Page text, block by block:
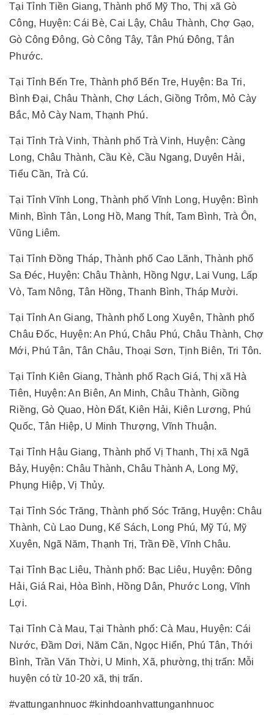
Tại Tỉnh Tiền Giang, Thành phố Mỹ Tho, Thị xã Gò
Công, Huyện: Cái Bè, Cai Lậy, Châu Thành, Chợ Gạo,
Gò Công Đông, Gò Công Tây, Tân Phú Đông, Tân
Phước.
Tại Tỉnh Bến Tre, Thành phố Bến Tre, Huyện: Ba Tri,
Bình Đại, Châu Thành, Chợ Lách, Giồng Trôm, Mỏ Cày
Bắc, Mỏ Cày Nam, Thạnh Phú.
Tại Tỉnh Trà Vinh, Thành phố Trà Vinh, Huyện: Càng
Long, Châu Thành, Cầu Kè, Cầu Ngang, Duyên Hải,
Tiểu Cần, Trà Cú.
Tại Tỉnh Vĩnh Long, Thành phố Vĩnh Long, Huyện: Bình
Minh, Bình Tân, Long Hồ, Mang Thít, Tam Bình, Trà Ôn,
Vũng Liêm.
Tại Tỉnh Đồng Tháp, Thành phố Cao Lãnh, Thành phố
Sa Đéc, Huyện: Châu Thành, Hồng Ngự, Lai Vung, Lấp
Vò, Tam Nông, Tân Hồng, Thanh Bình, Tháp Mười.
Tại Tỉnh An Giang, Thành phố Long Xuyên, Thành phố
Châu Đốc, Huyện: An Phú, Châu Phú, Châu Thành, Chợ
Mới, Phú Tân, Tân Châu, Thoại Sơn, Tịnh Biên, Tri Tôn.
Tại Tỉnh Kiên Giang, Thành phố Rạch Giá, Thị xã Hà
Tiên, Huyện: An Biên, An Minh, Châu Thành, Giồng
Riềng, Gò Quao, Hòn Đất, Kiên Hải, Kiên Lương, Phú
Quốc, Tân Hiệp, U Minh Thượng, Vĩnh Thuận.
Tại Tỉnh Hậu Giang, Thành phố Vị Thanh, Thị xã Ngã
Bảy, Huyện: Châu Thành, Châu Thành A, Long Mỹ,
Phụng Hiệp, Vị Thủy.
Tại Tỉnh Sóc Trăng, Thành phố Sóc Trăng, Huyện: Châu
Thành, Cù Lao Dung, Kế Sách, Long Phú, Mỹ Tú, Mỹ
Xuyên, Ngã Năm, Thạnh Trị, Trần Đề, Vĩnh Châu.
Tại Tỉnh Bạc Liêu, Thành phố: Bạc Liêu, Huyện: Đông
Hải, Giá Rai, Hòa Bình, Hồng Dân, Phước Long, Vĩnh
Lợi.
Tại Tỉnh Cà Mau, Tại Thành phố: Cà Mau, Huyện: Cái
Nước, Đầm Dơi, Năm Căn, Ngọc Hiển, Phú Tân, Thới
Bình, Trần Văn Thời, U Minh, Xã, phường, thị trấn: Mỗi
huyện có từ 10-20 xã, thị trấn.
#vattunganhnuoc #kinhdoanhvattunganhnuoc